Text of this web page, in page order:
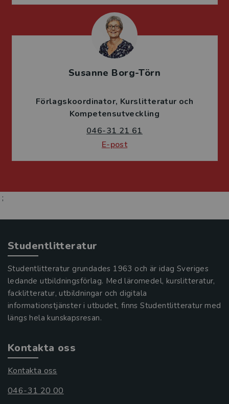
Susanne Borg-Törn
Förlagskoordinator Kurslitteratur och
Kompetensutveckling
046-31 21 61
E-post
;
Studentlitteratur
Studentlitteratur grundades 1963 och är idag Sveriges
ledande utbildningsförlag. Med läromedel, kurslitteratur,
facklitteratur, utbildningar och digitala
informationstjänster i utbudet, finns Studentlitteratur med
längs hela kunskapsresan.
Kontakta oss
Kontakta oss
046-31 20 00